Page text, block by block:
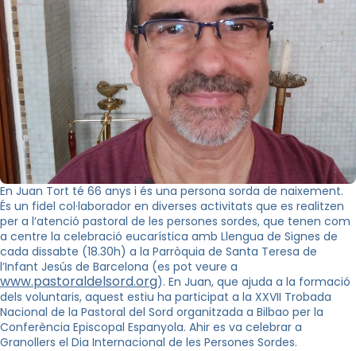
En Juan Tort té 66 anys i és una persona sorda de naixement.
És un fidel col·laborador en diverses activitats que es realitzen
per a l’atenció pastoral de les persones sordes, que tenen com
a centre la celebració eucarística amb Llengua de Signes de
cada dissabte (18.30h) a la Parròquia de Santa Teresa de
l’Infant Jesús de Barcelona (es pot veure a
www.pastoraldelsord.org). En Juan, que ajuda a la formació
dels voluntaris, aquest estiu ha participat a la XXVII Trobada
Nacional de la Pastoral del Sord organitzada a Bilbao per la
Conferència Episcopal Espanyola. Ahir es va celebrar a
Granollers el Dia Internacional de les Persones Sordes.